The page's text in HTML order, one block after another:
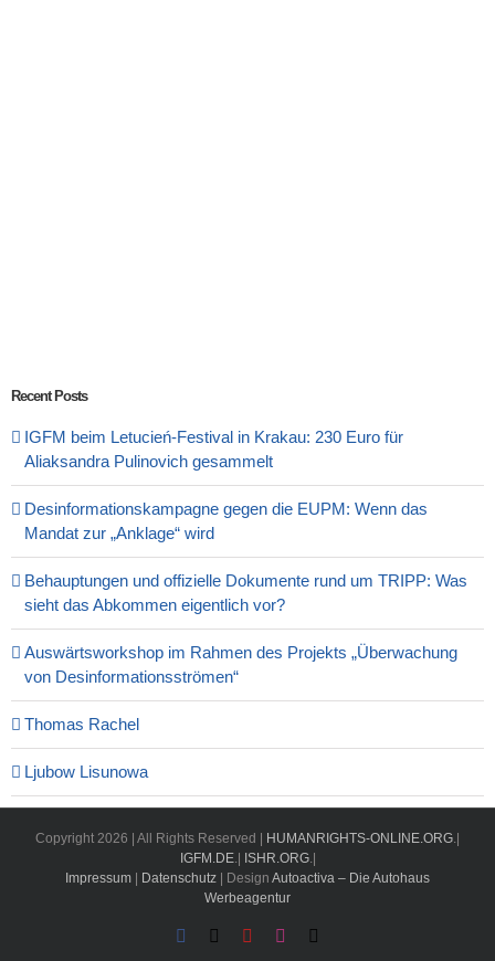
Recent Posts
IGFM beim Letucień-Festival in Krakau: 230 Euro für
Aliaksandra Pulinovich gesammelt
Desinformationskampagne gegen die EUPM: Wenn das
Mandat zur „Anklage“ wird
Behauptungen und offizielle Dokumente rund um TRIPP: Was
sieht das Abkommen eigentlich vor?
Auswärtsworkshop im Rahmen des Projekts „Überwachung
von Desinformationsströmen“
Thomas Rachel
Ljubow Lisunowa
Copyright 2026 | All Rights Reserved | HUMANRIGHTS-ONLINE.ORG.|
IGFM.DE.| ISHR.ORG.|
Impressum
Datenschutz | Design Autoactiva – Die Autohaus
Werbeagentur
Facebook YouTubeInstagram